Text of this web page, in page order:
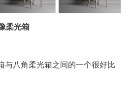
柔光箱
与八角柔光箱之间的一个很好比